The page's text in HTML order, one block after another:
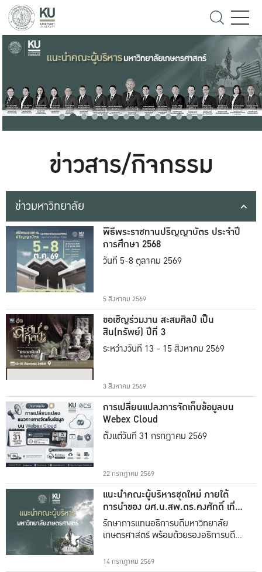
ข่าวสาร/กิจกรรม
ข่าวมหาวิทยาลัย
พิธีพระราชทานปริญญาบัตร ประจำปี
การศึกษา 2568
วันที่ 5-8 ตุลาคม 2569
5 สิงหาคม 2569
ขอเชิญร่วมงาน สะสมศิลป์ เป็น
สิน(ทรัพย์) ปีที่ 3
ระหว่างวันที่ 13 - 15 สิงหาคม 2569
3 สิงหาคม 2569
การเปลี่ยนแปลงการจัดเก็บข้อมูลบน
Webex Cloud
ตั้งแต่วันที่ 31 กรกฎาคม 2569
22 กรกฎาคม 2569
แนะนำคณะผู้บริหารชุดใหม่ ภายใต้
การนำของ ผศ.น.สพ.ดร.คงศักดิ์ เที่ยง
ธรรม
รักษาการแทนอธิการบดีมหาวิทยาลัย
เกษตรศาสตร์ พร้อมด้วยรองอธิการบดีทั้ง
14 กรกฎาคม 2569